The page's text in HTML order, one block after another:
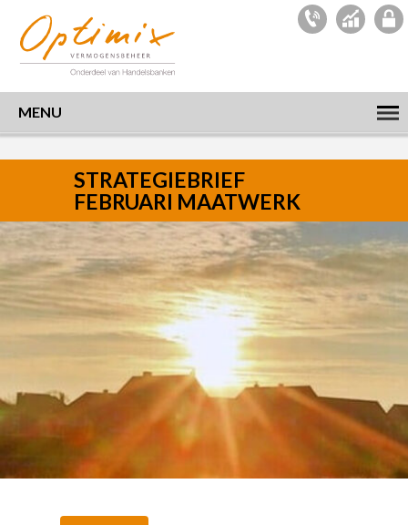
MENU
STRATEGIEBRIEF
FEBRUARI MAATWERK